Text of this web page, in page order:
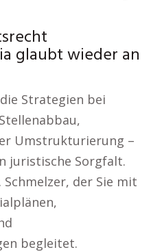
glaubt wieder an
Strategien bei
Umstrukturierung –
juristische Sorgfalt.
Schmelzer, der Sie mit
begleitet.